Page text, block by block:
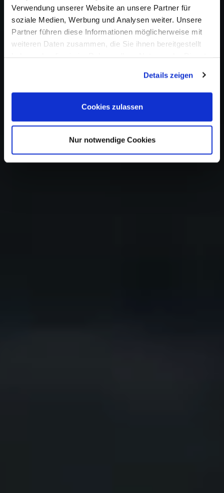
Verwendung unserer Website an unsere Partner für
soziale Medien, Werbung und Analysen weiter. Unsere
Partner führen diese Informationen möglicherweise mit
weiteren Daten zusammen, die Sie ihnen bereitgestellt
Details zeigen
Cookies zulassen
Nur notwendige Cookies